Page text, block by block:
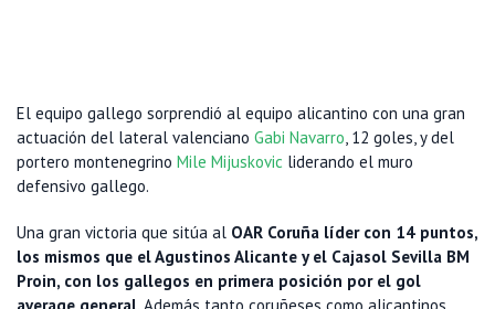
El equipo gallego sorprendió al equipo alicantino con una gran
actuación del lateral valenciano Gabi Navarro, 12 goles, y del
portero montenegrino Mile Mijuskovic liderando el muro
defensivo gallego.
Una gran victoria que sitúa al OAR Coruña líder con 14 puntos,
los mismos que el Agustinos Alicante y el Cajasol Sevilla BM
Proin, con los gallegos en primera posición por el gol